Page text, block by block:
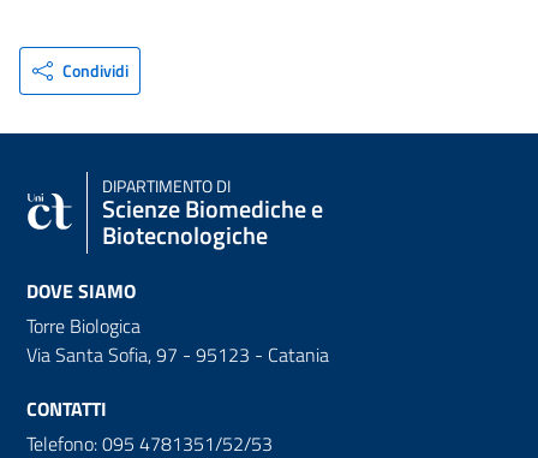
Condividi
DIPARTIMENTO DI
Scienze Biomediche e
Biotecnologiche
DOVE SIAMO
Torre Biologica
Via Santa Sofia, 97 - 95123 - Catania
CONTATTI
Telefono: 095 4781351/52/53